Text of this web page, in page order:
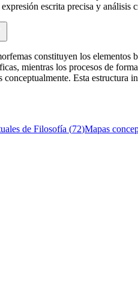
escrita precisa y análisis
constituyen los
mientras los procesos de
Esta
de Filosofía (72)Mapas